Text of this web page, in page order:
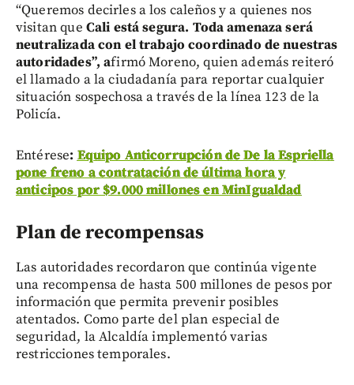
“Queremos decirles a los caleños y a quienes nos
visitan que Cali está segura. Toda amenaza será
neutralizada con el trabajo coordinado de nuestras
autoridades”, afirmó Moreno, quien además reiteró
el llamado a la ciudadanía para reportar cualquier
situación sospechosa a través de la línea 123 de la
Policía.
Entérese: Equipo Anticorrupción de De la Espriella
pone freno a contratación de última hora y
anticipos por $9.000 millones en MinIgualdad
Plan de recompensas
Las autoridades recordaron que continúa vigente
una recompensa de hasta 500 millones de pesos por
información que permita prevenir posibles
atentados. Como parte del plan especial de
seguridad, la Alcaldía implementó varias
restricciones temporales.